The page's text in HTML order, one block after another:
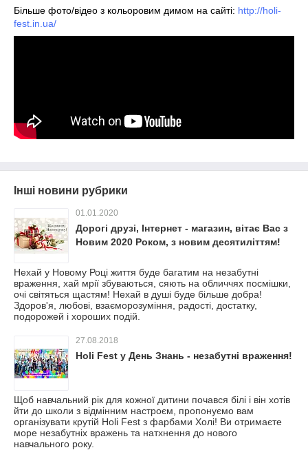
Більше фото/відео з кольоровим димом на сайті: http://holi-
fest.in.ua/
Інші новини рубрики
01.01.2020
Дорогі друзі, Інтернет - магазин, вітає Вас з
Новим 2020 Роком, з новим десятиліттям!
Нехай у Новому Році життя буде багатим на незабутні
враження, хай мрії збуваються, сяють на обличчях посмішки,
очі світяться щастям! Нехай в душі буде більше добра!
Здоров'я, любові, взаєморозуміння, радості, достатку,
подорожей і хороших подій.
27.08.2018
Holi Fest у День Знань - незабутні враження!
Щоб навчальний рік для кожної дитини почався білі і він хотів
йти до школи з відмінним настроєм, пропонуємо вам
організувати крутій Holi Fest з фарбами Холі! Ви отримаєте
море незабутніх вражень та натхнення до нового
навчального року.